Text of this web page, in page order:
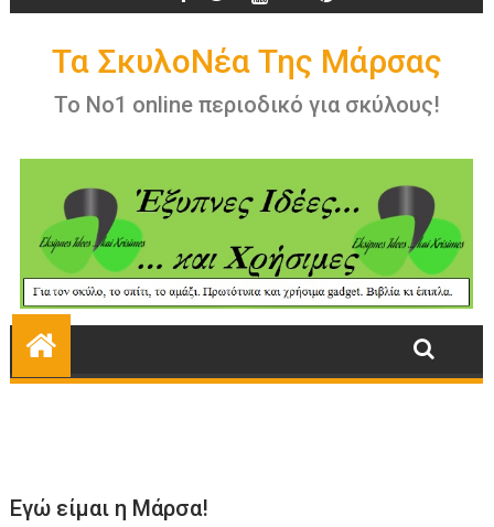
Εγώ είμαι η Μάρσα!